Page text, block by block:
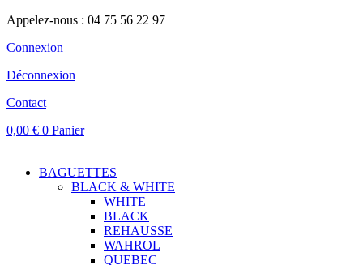
Appelez-nous : 04 75 56 22 97
Connexion
Déconnexion
Contact
0,00 € 0 Panier
BAGUETTES
BLACK & WHITE
WHITE
BLACK
REHAUSSE
WAHROL
QUEBEC